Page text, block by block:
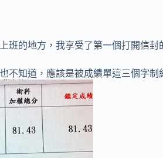
班的地方，我享受了第一個打開信
不知道，應該是被成績單這三個字制